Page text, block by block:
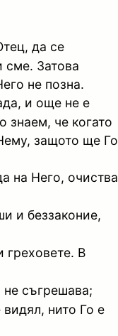
да се
сме. Затова
не позна.
и още не е
знаем, че когато
защото ще Го
на Него, очиства
и беззаконие,
греховете. В
съгрешава;
нито Го е